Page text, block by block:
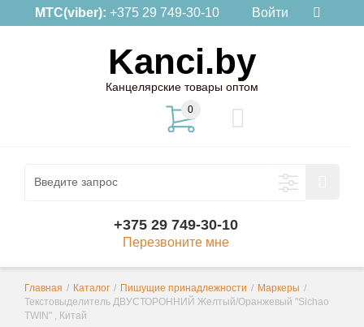
МТС(viber): +375 29 749-30-10 Войти
Kanci.by
Канцелярские товары оптом
0
+375 29 749-30-10
Перезвоните мне
Главная / Каталог / Пишущие принадлежности / Маркеры /
Текстовыделитель ДВУСТОРОННИЙ Желтый/Оранжевый "Sichao
TWIN" , Китай